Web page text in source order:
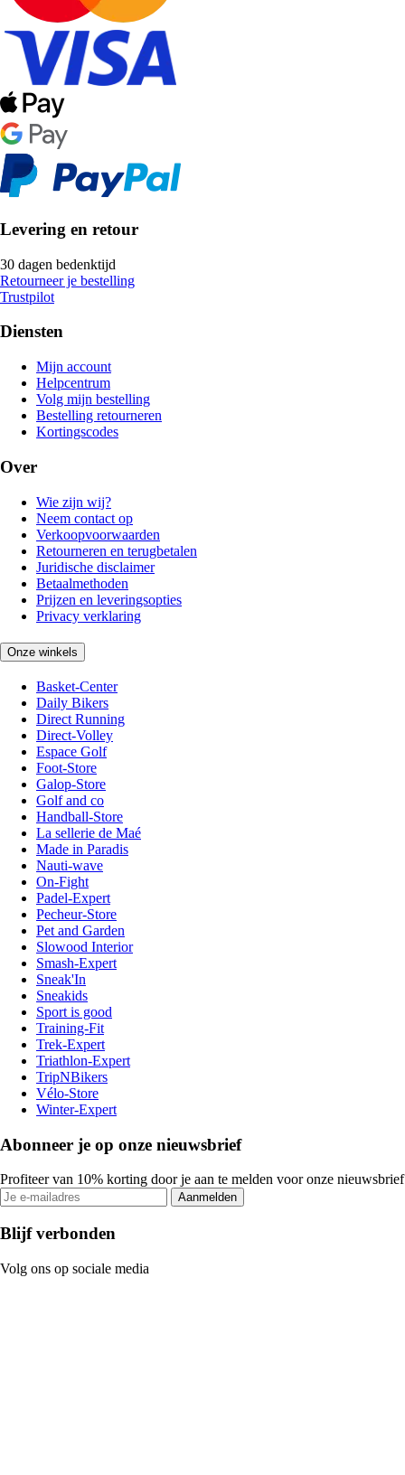
Levering en retour
30 dagen bedenktijd
Retourneer je bestelling
Trustpilot
Diensten
Mijn account
Helpcentrum
Volg mijn bestelling
Bestelling retourneren
Kortingscodes
Over
Wie zijn wij?
Neem contact op
Verkoopvoorwaarden
Retourneren en terugbetalen
Juridische disclaimer
Betaalmethoden
Prijzen en leveringsopties
Privacy verklaring
Onze winkels
Basket-Center
Daily Bikers
Direct Running
Direct-Volley
Espace Golf
Foot-Store
Galop-Store
Golf and co
Handball-Store
La sellerie de Maé
Made in Paradis
Nauti-wave
On-Fight
Padel-Expert
Pecheur-Store
Pet and Garden
Slowood Interior
Smash-Expert
Sneak'In
Sneakids
Sport is good
Training-Fit
Trek-Expert
Triathlon-Expert
TripNBikers
Vélo-Store
Winter-Expert
Abonneer je op onze nieuwsbrief
Profiteer van 10% korting door je aan te melden voor onze nieuwsbrief
Aanmelden
Blijf verbonden
Volg ons op sociale media